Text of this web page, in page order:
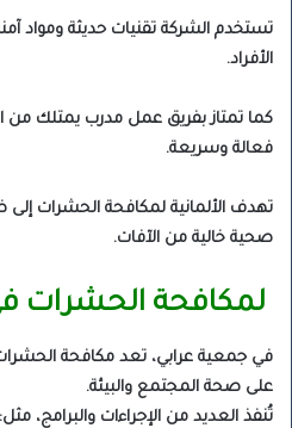
تستخدم الشركة تقنيات حديثة ومواد
الأفراد.
كما تمتاز بفريق عمل مدرب يمتلك من
فعالة وسريعة.
تهدف الألمانية لمكافحة الحشرات إلى
صحية خالية من الآفات.
لمكافحة الحشرات
في جمعية عرابي، تعد مكافحة الحشرات
على صحة المجتمع والبيئة.
تُنفذ العديد من الإجراءات والبرامج، مثل: